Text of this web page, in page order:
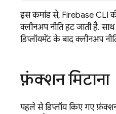
इस कमांड से, Firebase CLI
क्लीनअप नीति हट जाती है.
डिप्लॉयमेंट के बाद क्लीनअप
फ़ंक्शन मिटाना
पहले से डिप्लॉय किए गए फ़ंक्शन